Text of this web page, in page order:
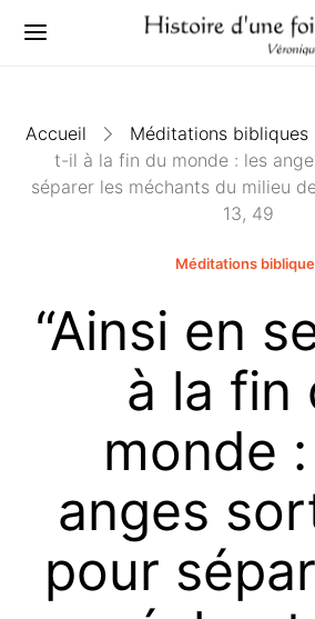
Accueil Méditations bibliques
t-il à la fin du monde : les
séparer les méchants du milieu
13, 49
Méditations
“Ainsi en
à la fin
monde
anges
pour